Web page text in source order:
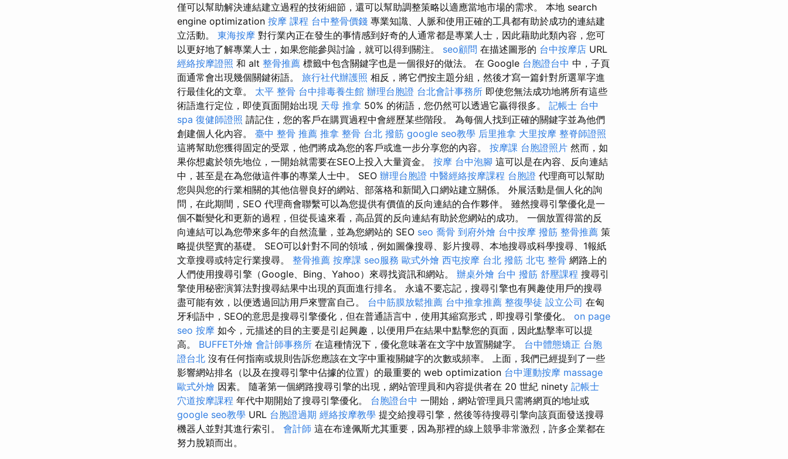
僅可以幫助解決連結建立過程的技術細節，還可以幫助調整策略以適應當地市場的需求。 本地 search
engine optimization 按摩 課程 台中整骨價錢 專業知識、人脈和使用正確的工具都有助於成功的連結建
立活動。 東海按摩 對行業內正在發生的事情感到好奇的人通常都是專業人士，因此藉助此類內容，您可
以更好地了解專業人士，如果您能參與討論，就可以得到關注。 seo顧問 在描述圖形的 台中按摩店 URL
經絡按摩證照 和 alt 整骨推薦 標籤中包含關鍵字也是一個很好的做法。 在 Google 台胞證台中 中，子頁
面通常會出現幾個關鍵術語。 旅行社代辦護照 相反，將它們按主題分組，然後才寫一篇針對所選單字進
行最佳化的文章。 太平 整骨 台中排毒養生館 辦理台胞證 台北會計事務所 即使您無法成功地將所有這些
術語進行定位，即使頁面開始出現 天母 推拿 50% 的術語，您仍然可以透過它贏得很多。 記帳士 台中
spa 復健師證照 請記住，您的客戶在購買過程中會經歷某些階段。 為每個人找到正確的關鍵字並為他們
創建個人化內容。 臺中 整骨 推薦 推拿 整骨 台北 撥筋 google seo教學 后里推拿 大里按摩 整脊師證照
這將幫助您獲得固定的受眾，他們將成為您的客戶或進一步分享您的內容。 按摩課 台胞證照片 然而，如
果你想處於領先地位，一開始就需要在SEO上投入大量資金。 按摩 台中泡腳 這可以是在內容、反向連結
中，甚至是在為您做這件事的專業人士中。 SEO 辦理台胞證 中醫經絡按摩課程 台胞證 代理商可以幫助
您與與您的行業相關的其他信譽良好的網站、部落格和新聞入口網站建立關係。 外展活動是個人化的詢
問，在此期間，SEO 代理商會聯繫可以為您提供有價值的反向連結的合作夥伴。 雖然搜尋引擎優化是一
個不斷變化和更新的過程，但從長遠來看，高品質的反向連結有助於您網站的成功。 一個放置得當的反
向連結可以為您帶來多年的自然流量，並為您網站的 SEO seo 喬骨 到府外燴 台中按摩 撥筋 整骨推薦 策
略提供堅實的基礎。 SEO可以針對不同的領域，例如圖像搜尋、影片搜尋、本地搜尋或科學搜尋、1報紙
文章搜尋或特定行業搜尋。 整骨推薦 按摩課 seo服務 歐式外燴 西屯按摩 台北 撥筋 北屯 整骨 網路上的
人們使用搜尋引擎（Google、Bing、Yahoo）來尋找資訊和網站。 辦桌外燴 台中 撥筋 舒壓課程 搜尋引
擎使用秘密演算法對搜尋結果中出現的頁面進行排名。 永遠不要忘記，搜尋引擎也有興趣使用戶的搜尋
盡可能有效，以便透過回訪用戶來豐富自己。 台中筋膜放鬆推薦 台中推拿推薦 整復學徒 設立公司 在匈
牙利語中，SEO的意思是搜尋引擎優化，但在普通語言中，使用其縮寫形式，即搜尋引擎優化。 on page
seo 按摩 如今，元描述的目的主要是引起興趣，以便用戶在結果中點擊您的頁面，因此點擊率可以提
高。 BUFFET外燴 會計師事務所 在這種情況下，優化意味著在文字中放置關鍵字。 台中體態矯正 台胞
證台北 沒有任何指南或規則告訴您應該在文字中重複關鍵字的次數或頻率。 上面，我們已經提到了一些
影響網站排名（以及在搜尋引擎中佔據的位置）的最重要的 web optimization 台中運動按摩 massage
歐式外燴 因素。 隨著第一個網路搜尋引擎的出現，網站管理員和內容提供者在 20 世紀 ninety 記帳士
穴道按摩課程 年代中期開始了搜尋引擎優化。 台胞證台中 一開始，網站管理員只需將網頁的地址或
google seo教學 URL 台胞證過期 經絡按摩教學 提交給搜尋引擎，然後等待搜尋引擎向該頁面發送搜尋
機器人並對其進行索引。 會計師 這在布達佩斯尤其重要，因為那裡的線上競爭非常激烈，許多企業都在
努力脫穎而出。